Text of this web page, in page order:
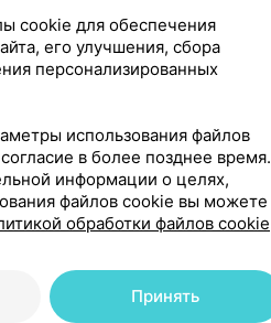
cookie для обеспечения
его улучшения, сбора
персонализированных
использования файлов
в более позднее время.
информации о целях,
файлов cookie вы можете
обработки файлов cookie
Принять